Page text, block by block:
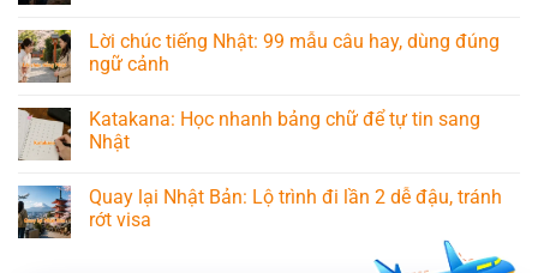
Lời chúc tiếng Nhật: 99 mẫu câu hay, dùng đúng
ngữ cảnh
Katakana: Học nhanh bảng chữ để tự tin sang
Nhật
Quay lại Nhật Bản: Lộ trình đi lần 2 dễ đậu, tránh
rớt visa